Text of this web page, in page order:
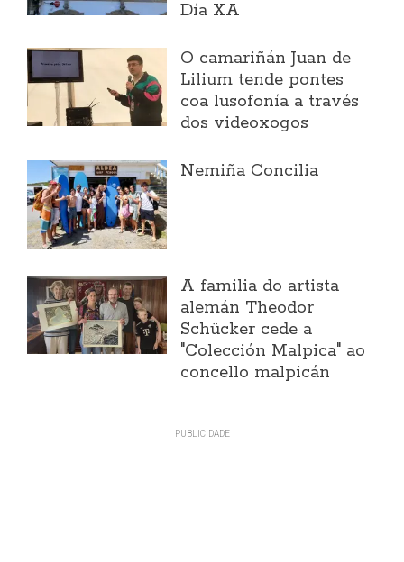
Día XA
O camariñán Juan de
Lilium tende pontes
coa lusofonía a través
dos videoxogos
Nemiña Concilia
A familia do artista
alemán Theodor
Schücker cede a
"Colección Malpica" ao
concello malpicán